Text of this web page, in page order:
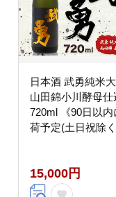
日本酒 武勇純米
山田錦小川酵母仕
720ml 《90日以内
荷予定(土日祝除
ト ギフト 贈り物
市 茨城県【配送不
15,000円